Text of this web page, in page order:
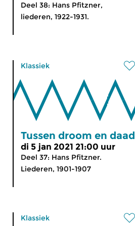
Deel 38: Hans Pfitzner,
liederen, 1922-1931.
Klassiek
Tussen droom en daad
di 5 jan 2021 21:00 uur
Deel 37: Hans Pfitzner.
Liederen, 1901-1907
Klassiek